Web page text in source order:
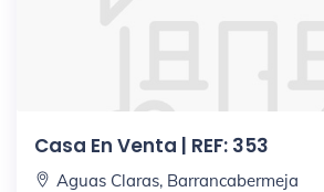
Casa En Venta | REF: 353
Aguas Claras, Barrancabermeja